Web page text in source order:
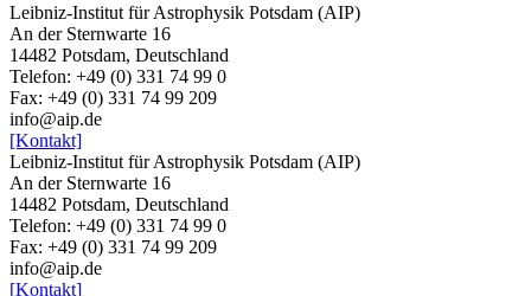
Leibniz-Institut für Astrophysik Potsdam (AIP)
An der Sternwarte 16
14482 Potsdam, Deutschland
Telefon: +49 (0) 331 74 99 0
Fax: +49 (0) 331 74 99 209
info@aip.de
[Kontakt]
Leibniz-Institut für Astrophysik Potsdam (AIP)
An der Sternwarte 16
14482 Potsdam, Deutschland
Telefon: +49 (0) 331 74 99 0
Fax: +49 (0) 331 74 99 209
info@aip.de
[Kontakt]